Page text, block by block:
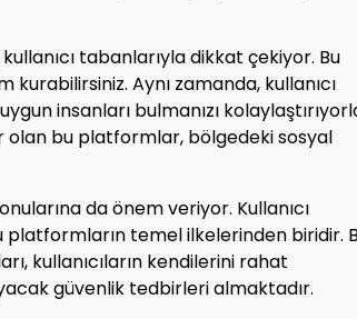
tabanlarıyla dikkat çekiyor. Bu
Aynı zamanda, kullanıcı
insanları bulmanızı
olan bu platformlar, bölgedeki sosyal
da önem veriyor. Kullanıcı
platformların temel ilkelerinden biridir.
kullanıcıların kendilerini rahat
güvenlik tedbirleri almaktadır.